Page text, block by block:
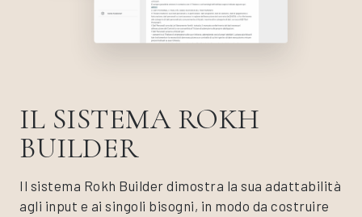
IL SISTEMA ROKH
BUILDER
Il sistema Rokh Builder dimostra la sua adattabilità
agli input e ai singoli bisogni, in modo da costruire